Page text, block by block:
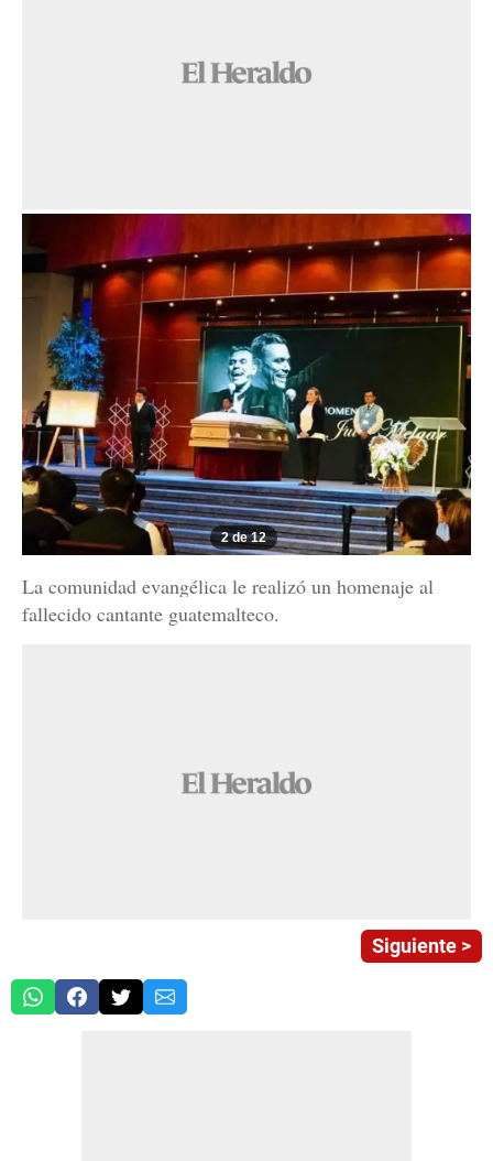
2 de 12
La comunidad evangélica le realizó un homenaje al
fallecido cantante guatemalteco.
Siguiente >